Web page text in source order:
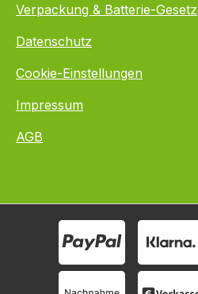
Verpackung & Batterie-Gesetz
Datenschutz
Cookie-Einstellungen
Impressum
AGB